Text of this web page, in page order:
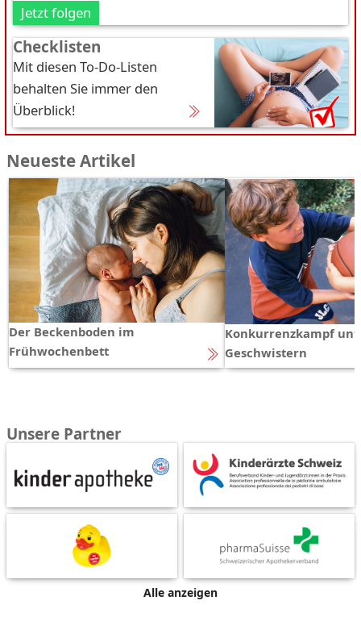
Jetzt folgen
Checklisten
Mit diesen To-Do-Listen
behalten Sie immer den
Überblick!
Neueste Artikel
Der Beckenboden im
Frühwochenbett
Konkurrenzkampf
Geschwistern
Unsere Partner
Alle anzeigen